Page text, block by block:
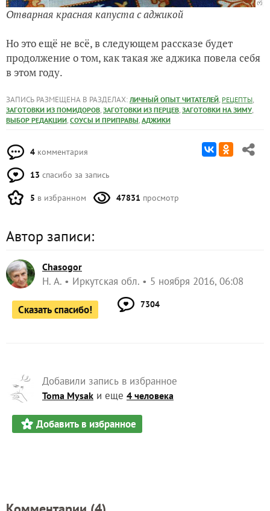
Отварная красная капуста с аджикой
Но это ещё не всё, в следующем рассказе будет
продолжение о том, как такая же аджика повела себя
в этом году.
ЗАПИСЬ РАЗМЕЩЕНА В РАЗДЕЛАХ: ЛИЧНЫЙ ОПЫТ ЧИТАТЕЛЕЙ, РЕЦЕПТЫ,
ЗАГОТОВКИ ИЗ ПОМИДОРОВ, ЗАГОТОВКИ ИЗ ПЕРЦЕВ, ЗАГОТОВКИ НА ЗИМУ,
ВЫБОР РЕДАКЦИИ, СОУСЫ И ПРИПРАВЫ, АДЖИКИ
4 комментария
13 спасибо за запись
5 в избранном 47831 просмотр
Автор записи:
Chasogor
Н. А. Иркутская обл. 5 ноября 2016, 06:08
Сказать спасибо! 7304
Добавили запись в избранное
Toma Mysak и еще 4 человека
Добавить в избранное